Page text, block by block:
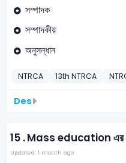
সম্পাদক
সম্পাদকীয়
অনুসন্ধান
NTRCA 13th NTRCA
Des
15 .Mass education এর
Updated: 1 month ago